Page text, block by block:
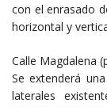
con el enrasado
horizontal y
Calle Magdalena
Se extenderá
laterales